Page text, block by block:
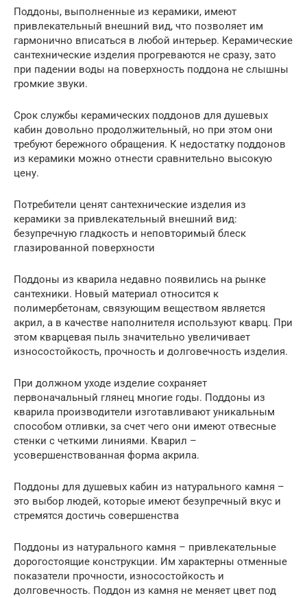
Поддоны, выполненные из керамики, имеют
привлекательный внешний вид, что позволяет им
гармонично вписаться в любой интерьер. Керамические
сантехнические изделия прогреваются не сразу, зато
при падении воды на поверхность поддона не слышны
громкие звуки.
Срок службы керамических поддонов для душевых
кабин довольно продолжительный, но при этом они
требуют бережного обращения. К недостатку поддонов
из керамики можно отнести сравнительно высокую
цену.
Потребители ценят сантехнические изделия из
керамики за привлекательный внешний вид:
безупречную гладкость и неповторимый блеск
глазированной поверхности
Поддоны из кварила недавно появились на рынке
сантехники. Новый материал относится к
полимербетонам, связующим веществом является
акрил, а в качестве наполнителя используют кварц. При
этом кварцевая пыль значительно увеличивает
износостойкость, прочность и долговечность изделия.
При должном уходе изделие сохраняет
первоначальный глянец многие годы. Поддоны из
кварила производители изготавливают уникальным
способом отливки, за счет чего они имеют отвесные
стенки с четкими линиями. Кварил –
усовершенствованная форма акрила.
Поддоны для душевых кабин из натурального камня –
это выбор людей, которые имеют безупречный вкус и
стремятся достичь совершенства
Поддоны из натурального камня – привлекательные
дорогостоящие конструкции. Им характерны отменные
показатели прочности, износостойкость и
долговечность. Поддон из камня не меняет цвет под